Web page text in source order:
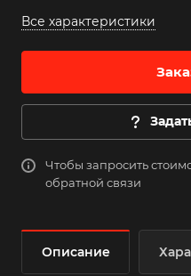
Все характеристики
Чтобы запросить
обратной связи
Описание